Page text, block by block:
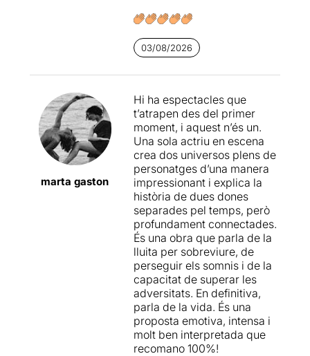
03/08/2026
marta gaston
Hi ha espectacles que
t’atrapen des del primer
moment, i aquest n’és un.
Una sola actriu en escena
crea dos universos plens de
personatges d’una manera
impressionant i explica la
història de dues dones
separades pel temps, però
profundament connectades.
És una obra que parla de la
lluita per sobreviure, de
perseguir els somnis i de la
capacitat de superar les
adversitats. En definitiva,
parla de la vida. És una
proposta emotiva, intensa i
molt ben interpretada que
recomano 100%!